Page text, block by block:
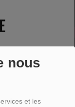
nous
et les